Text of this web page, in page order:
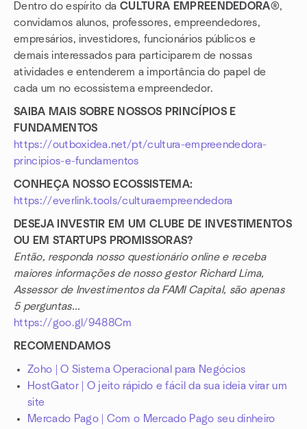
Dentro do espírito daCULTURA EMPREENDEDORA®,
convidamos alunos, professores, empreendedores,
empresários, investidores, funcionários públicos e
demais interessados para participarem de nossas
atividades e entenderem a importância do papel de
cada um no ecossistema empreendedor.
SAIBA MAIS SOBRE NOSSOS PRINCÍPIOS E
FUNDAMENTOS
https://outboxidea.net/pt/cultura-empreendedora-
principios-e-fundamentos
CONHEÇA NOSSO ECOSSISTEMA:
https://everlink.tools/culturaempreendedora
DESEJA INVESTIR EM UM CLUBE DE INVESTIMENTOS
OU EM STARTUPS PROMISSORAS?
Então, responda nosso questionário online e receba
maiores informações de nosso gestor Richard Lima,
Assessor de Investimentos da FAMI Capital, são apenas
5 perguntas...
https://goo.gl/9488Cm
RECOMENDAMOS
Zoho | O Sistema Operacional para Negócios
HostGator | O jeito rápido e fácil da sua ideia virar um
site
Mercado Pago | Com o Mercado Pago seu dinheiro
Links do grupo